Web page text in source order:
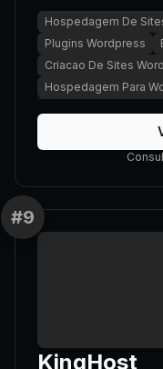
Hospedagem De
Plugins Wordpress
Criacao De Sites
Hospedagem Para
#9
KingHost